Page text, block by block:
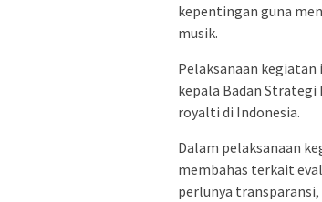
kepentingan guna
musik.
Pelaksanaan kegiatan
kepala Badan
royalti di Indonesia.
Dalam pelaksanaan
membahas terkait
perlunya